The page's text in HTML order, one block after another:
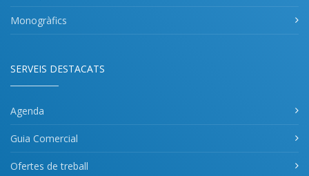
Monogràfics
SERVEIS DESTACATS
Agenda
Guia Comercial
Ofertes de treball